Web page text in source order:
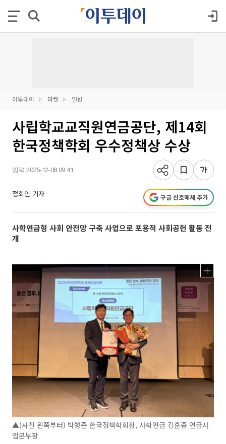
이투데이 마켓 일반
사립학교교직원연금공단, 제14회
한국정책학회 우수정책상 수상
입력 2025-12-08 09:41
정회인 기자 구글 선호매체 추가
사학연금형 사회 안전망 구축 사업으로 포용적 사회공헌 활동 전
개
▲(사진 왼쪽부터) 박형준 한국정책학회장, 사학연금 김훈중 연금사
업본부장